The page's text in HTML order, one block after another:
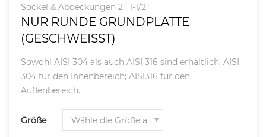
Sockel & Abdeckungen 2", 1-1/2"
NUR RUNDE GRUNDPLATTE
(GESCHWEISST)
Sowohl AISI 304 als auch AISI 316 sind erhältlich. AISI
304 für den Innenbereich; AISI316 für den
Außenbereich.
Größe